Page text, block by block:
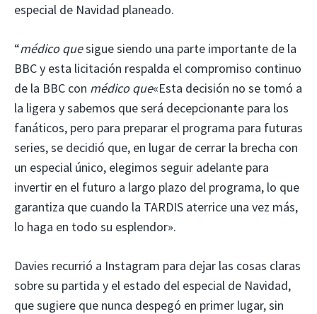
especial de Navidad planeado.
“médico quesigue siendo una parte importante de la
BBC y esta licitación respalda el compromiso continuo
de la BBC con médico que«Esta decisión no se tomó a
la ligera y sabemos que será decepcionante para los
fanáticos, pero para preparar el programa para futuras
series, se decidió que, en lugar de cerrar la brecha con
un especial único, elegimos seguir adelante para
invertir en el futuro a largo plazo del programa, lo que
garantiza que cuando la TARDIS aterrice una vez más,
lo haga en todo su esplendor».
Davies recurrió a Instagram para dejar las cosas claras
sobre su partida y el estado del especial de Navidad,
que sugiere que nunca despegó en primer lugar, sin